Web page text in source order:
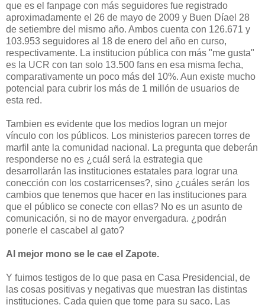
que es el fanpage con más seguidores fue registrado
aproximadamente el 26 de mayo de 2009 y Buen Díael 28
de setiembre del mismo año. Ambos cuenta con 126.671 y
103.953 seguidores al 18 de enero del año en curso,
respectivamente. La institucion pública con más "me gusta"
es la UCR con tan solo 13.500 fans en esa misma fecha,
comparativamente un poco más del 10%. Aun existe mucho
potencial para cubrir los más de 1 millón de usuarios de
esta red.
Tambien es evidente que los medios logran un mejor
vínculo con los públicos. Los ministerios parecen torres de
marfil ante la comunidad nacional. La pregunta que deberán
responderse no es ¿cuál será la estrategia que
desarrollarán las instituciones estatales para lograr una
conección con los costarricenses?, sino ¿cuáles serán los
cambios que tenemos que hacer en las instituciones para
que el público se conecte con ellas? No es un asunto de
comunicación, si no de mayor envergadura. ¿podrán
ponerle el cascabel al gato?
Al mejor mono se le cae el Zapote.
Y fuimos testigos de lo que pasa en Casa Presidencial, de
las cosas positivas y negativas que muestran las distintas
instituciones. Cada quien que tome para su saco. Las